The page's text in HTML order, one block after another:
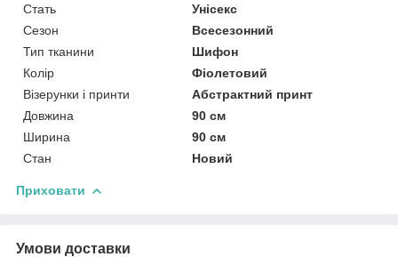
Стать
Унісекс
Сезон
Всесезонний
Тип тканини
Шифон
Колір
Фіолетовий
Візерунки і принти
Абстрактний принт
Довжина
90 см
Ширина
90 см
Стан
Новий
Приховати
Умови доставки